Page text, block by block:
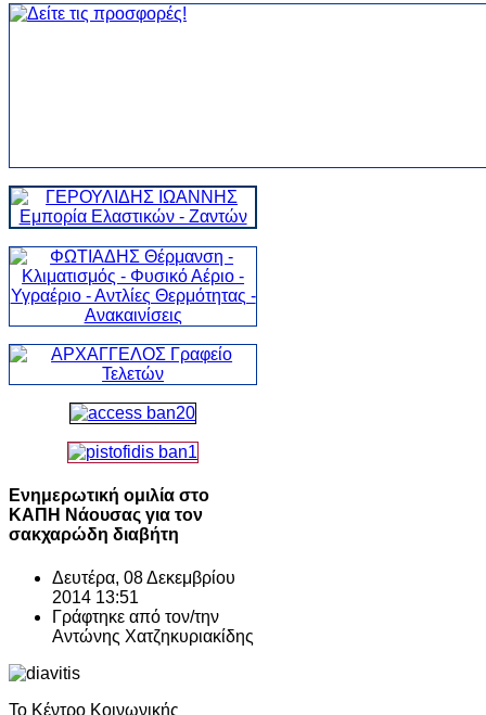
Ενημερωτική ομιλία στο
ΚΑΠΗ Νάουσας για τον
σακχαρώδη διαβήτη
Δευτέρα, 08 Δεκεμβρίου
2014 13:51
Γράφτηκε από τον/την
Αντώνης Χατζηκυριακίδης
Το Κέντρο Κοινωνικής